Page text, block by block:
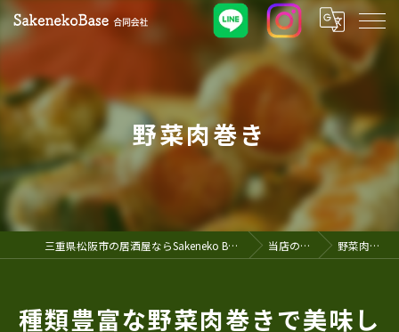
野菜肉巻き
三重県松阪市の居酒屋ならSakeneko Base合同会社 当店の特徴 野菜肉巻き
種類豊富な野菜肉巻きで美味し